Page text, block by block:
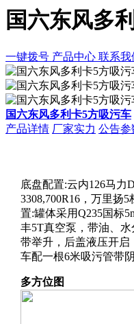
国六东风多
一键拨号 产品中心 联系我
国六东风多利卡5方吸污车
产品详情 厂家实力 公告参
底盘配置:云内126马力
3308,700R16，万里扬
置:罐体采用Q235国标
丰5T真空泵，带油、
带举升，后盖液压开启
车配一根6米吸污管带
多方位图